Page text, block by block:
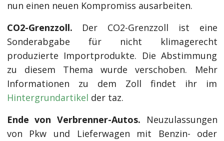
nun einen neuen Kompromiss ausarbeiten.
CO2-Grenzzoll. Der CO2-Grenzzoll ist eine
Sonderabgabe für nicht klimagerecht
produzierte Importprodukte. Die Abstimmung
zu diesem Thema wurde verschoben. Mehr
Informationen zu dem Zoll findet ihr im
Hintergrundartikel der taz.
Ende von Verbrenner-Autos. Neuzulassungen
von Pkw und Lieferwagen mit Benzin- oder